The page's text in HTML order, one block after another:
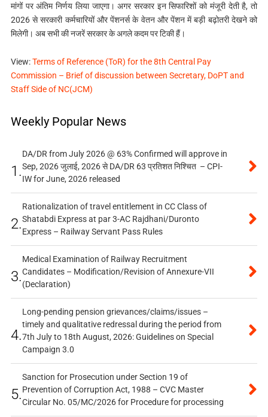
मांगों पर अंतिम निर्णय लिया जाएगा। अगर सरकार इन सिफारिशों को मंजूरी देती है, तो
2026 से सरकारी कर्मचारियों और पेंशनर्स के वेतन और पेंशन में बड़ी बढ़ोतरी देखने को
मिलेगी। अब सभी की नजरें सरकार के अगले कदम पर टिकी हैं।
View:Terms of Reference (ToR) for the 8th Central Pay
Commission – Brief of discussion between Secretary, DoPT and
Staff Side of NC(JCM)
Weekly Popular News
1.
DA/DR from July 2026 @ 63% Confirmed will approve in
Sep, 2026 जुलाई, 2026 से DA/DR 63 प्रतिशत निश्चित – CPI-
IW for June, 2026 released
2.
Rationalization of travel entitlement in CC Class of
Shatabdi Express at par 3-AC Rajdhani/Duronto
Express – Railway Servant Pass Rules
3.
Medical Examination of Railway Recruitment
Candidates – Modification/Revision of Annexure-VII
(Declaration)
4.
Long-pending pension grievances/claims/issues –
timely and qualitative redressal during the period from
7th July to 18th August, 2026: Guidelines on Special
Campaign 3.0
5.
Sanction for Prosecution under Section 19 of
Prevention of Corruption Act, 1988 – CVC Master
Circular No. 05/MC/2026 for Procedure for processing